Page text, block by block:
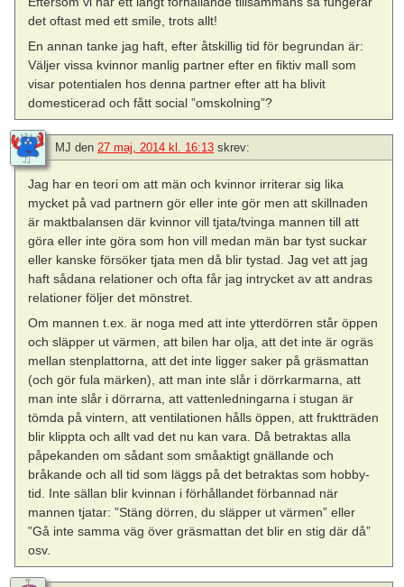
det oftast med ett smile, trots allt!
En annan tanke jag haft, efter åtskillig tid för begrundan är:
Väljer vissa kvinnor manlig partner efter en fiktiv mall som
visar potentialen hos denna partner efter att ha blivit
domesticerad och fått social ”omskolning”?
MJ den 27 maj, 2014 kl. 16:13 skrev:
Jag har en teori om att män och kvinnor irriterar sig lika
mycket på vad partnern gör eller inte gör men att skillnaden
är maktbalansen där kvinnor vill tjata/tvinga mannen till att
göra eller inte göra som hon vill medan män bar tyst suckar
eller kanske försöker tjata men då blir tystad. Jag vet att jag
haft sådana relationer och ofta får jag intrycket av att andras
relationer följer det mönstret.
Om mannen t.ex. är noga med att inte ytterdörren står öppen
och släpper ut värmen, att bilen har olja, att det inte är ogräs
mellan stenplattorna, att det inte ligger saker på gräsmattan
(och gör fula märken), att man inte slår i dörrkarmarna, att
man inte slår i dörrarna, att vattenledningarna i stugan är
tömda på vintern, att ventilationen hålls öppen, att fruktträden
blir klippta och allt vad det nu kan vara. Då betraktas alla
påpekanden om sådant som småaktigt gnällande och
bråkande och all tid som läggs på det betraktas som hobby-
tid. Inte sällan blir kvinnan i förhållandet förbannad när
mannen tjatar: ”Stäng dörren, du släpper ut värmen” eller
”Gå inte samma väg över gräsmattan det blir en stig där då”
osv.